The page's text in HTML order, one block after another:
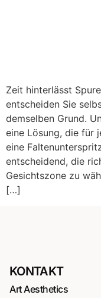
Zeit hinterlässt
entscheiden Sie
demselben Grund.
eine Lösung, die für
eine
entscheidend, die
Gesichtszone zu
[…]
KONTAKT
Art Aesthetics